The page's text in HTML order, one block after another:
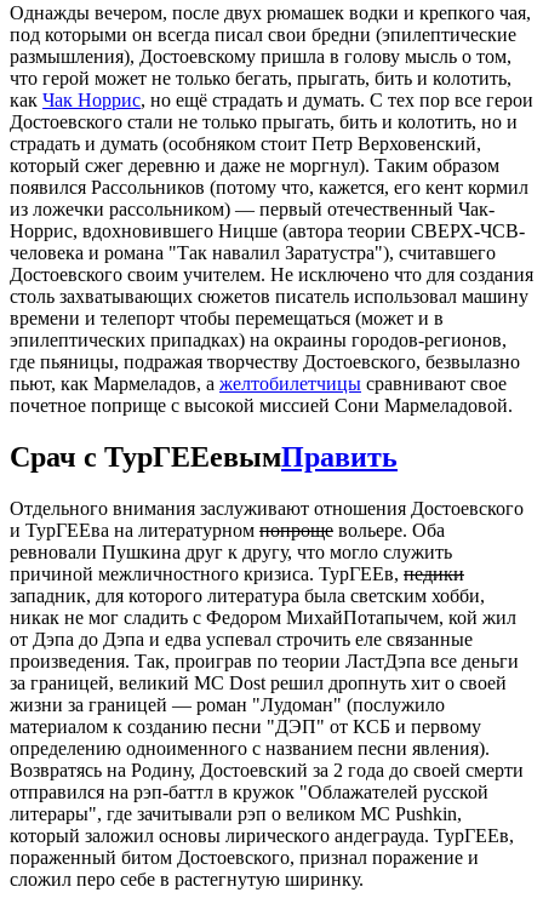
Однажды вечером, после двух рюмашек водки и крепкого чая,
под которыми он всегда писал свои бредни (эпилептические
размышления), Достоевскому пришла в голову мысль о том,
что герой может не только бегать, прыгать, бить и колотить,
как Чак Норрис, но ещё страдать и думать. С тех пор все герои
Достоевского стали не только прыгать, бить и колотить, но и
страдать и думать (особняком стоит Петр Верховенский,
который сжег деревню и даже не моргнул). Таким образом
появился Рассольников (потому что, кажется, его кент кормил
из ложечки рассольником) — первый отечественный Чак-
Норрис, вдохновившего Ницше (автора теории СВЕРХ-ЧСВ-
человека и романа "Так навалил Заратустра"), считавшего
Достоевского своим учителем. Не исключено что для создания
столь захватывающих сюжетов писатель использовал машину
времени и телепорт чтобы перемещаться (может и в
эпилептических припадках) на окраины городов-регионов,
где пьяницы, подражая творчеству Достоевского, безвылазно
пьют, как Мармеладов, а желтобилетчицы сравнивают свое
почетное поприще с высокой миссией Сони Мармеладовой.
Срач с ТурГЕЕевымПравить
Отдельного внимания заслуживают отношения Достоевского
и ТурГЕЕва на литературном попроще вольере. Оба
ревновали Пушкина друг к другу, что могло служить
причиной межличностного кризиса. ТурГЕЕв, педики
западник, для которого литература была светским хобби,
никак не мог сладить с Федором МихайПотапычем, кой жил
от Дэпа до Дэпа и едва успевал строчить еле связанные
произведения. Так, проиграв по теории ЛастДэпа все деньги
за границей, великий MC Dost решил дропнуть хит о своей
жизни за границей — роман "Лудоман" (послужило
материалом к созданию песни "ДЭП" от КСБ и первому
определению одноименного с названием песни явления).
Возвратясь на Родину, Достоевский за 2 года до своей смерти
отправился на рэп-баттл в кружок "Облажателей русской
литерары", где зачитывали рэп о великом MC Pushkin,
который заложил основы лирического андеграуда. ТурГЕЕв,
пораженный битом Достоевского, признал поражение и
сложил перо себе в растегнутую ширинку.